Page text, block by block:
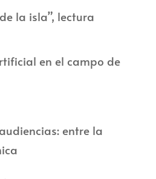
la isla”, lectura
en el campo de
entre la